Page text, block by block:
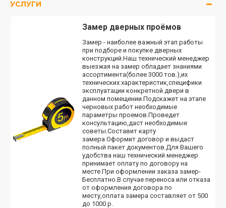
УСЛУГИ
Замер дверных проёмов
Замер - наиболее важный этап работы
при подборе и покупке дверных
конструкций.Наш технический менеджер
выезжая на замер обладает знаниями
ассортимента(более 3000 тов.),их
технических характеристик,специфики
эксплуатации конкретной двери в
данном помещении.Подскажет на этапе
черновых работ необходимые
параметры проемов.Проведет
консультацию,даст необходимые
советы.Составит карту
замера.Оформит договор и выдаст
полный пакет документов.Для Вашего
удобства наш технический менеджер
принимает оплату по договору на
месте.При оформлении заказа замер-
Бесплатно.В случае переноса или отказа
от оформления договора по
месту,оплата замера составляет от 500
до 1000 р.